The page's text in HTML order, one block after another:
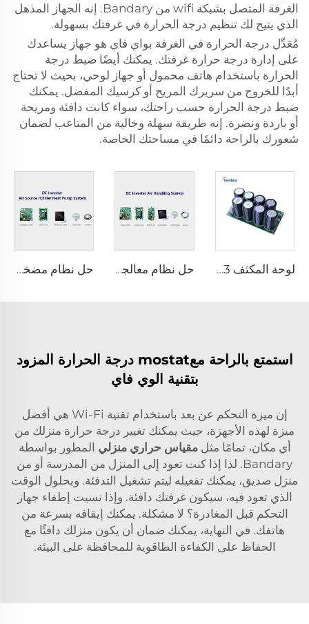
الغرفة المتصل بشبكة wifi من Bandary. إنه الجهاز المذهل
الذي يتيح لك تنظيم درجة الحرارة في غرفتك بسهولة.
مُعَدِّل درجة الحرارة في الغرفة بواي فاي هو جهاز يساعدك
على إدارة درجة حرارة غرفتك. يمكنك أيضًا ضبط درجة
الحرارة باستخدام هاتف محمول أو جهاز لوحي، بحيث لا تحتاج
أبدًا للخروج من سريرك المريح أو كرسيك المفضل. يمكنك
ضبط درجة الحرارة حسب راحتك، سواء كانت دافئة ومريحة
أو باردة ونضرة. إنه طريقة سهلة وخالية من المتاعب لضمان
شعورك بالراحة دائمًا في مساحتك الخاصة.
لوحة المكثف FCC03 حل نظام معالجة الهواء مع عاكس DC حل نظام مضخة حرارة مصدر الهواء/التبريد مع عاكس DC
استمتع بالراحة معmostat درجة الحرارة المزود
بتقنية الوي فاي
إن ميزة التحكم عن بعد باستخدام تقنية Wi-Fi هي أفضل
ميزة لهذه الأجهزة، حيث يمكنك تغيير درجة حرارة منزلك من
أي مكان، تمامًا مثلمقياس حراري منزلي المطور بواسطة
Bandary. لذا إذا كنت تعود إلى المنزل من المدرسة أو من
منزل صديق، يمكنك تفعيله ليتم تشغيل التدفئة. وبحلول الوقت
الذي تعود فيه، سيكون غرفتك دافئة. وإذا نسيت إطفاء جهاز
التحكم قبل المغادرة؟ لا مشكلة. يمكنك إيقافه بسرعة من
هاتفك. في النهاية، يمكنك ضمان أن يكون منزلك دافئًا مع
الحفاظ على الكفاءة الطاقوية للمحافظة على البيئة.